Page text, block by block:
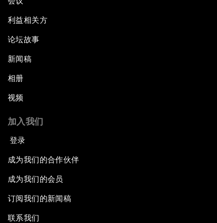
利益相关方
论坛故事
新闻稿
相册
视频
加入我们
登录
成为我们的合作伙伴
成为我们的会员
订阅我们的新闻稿
联系我们